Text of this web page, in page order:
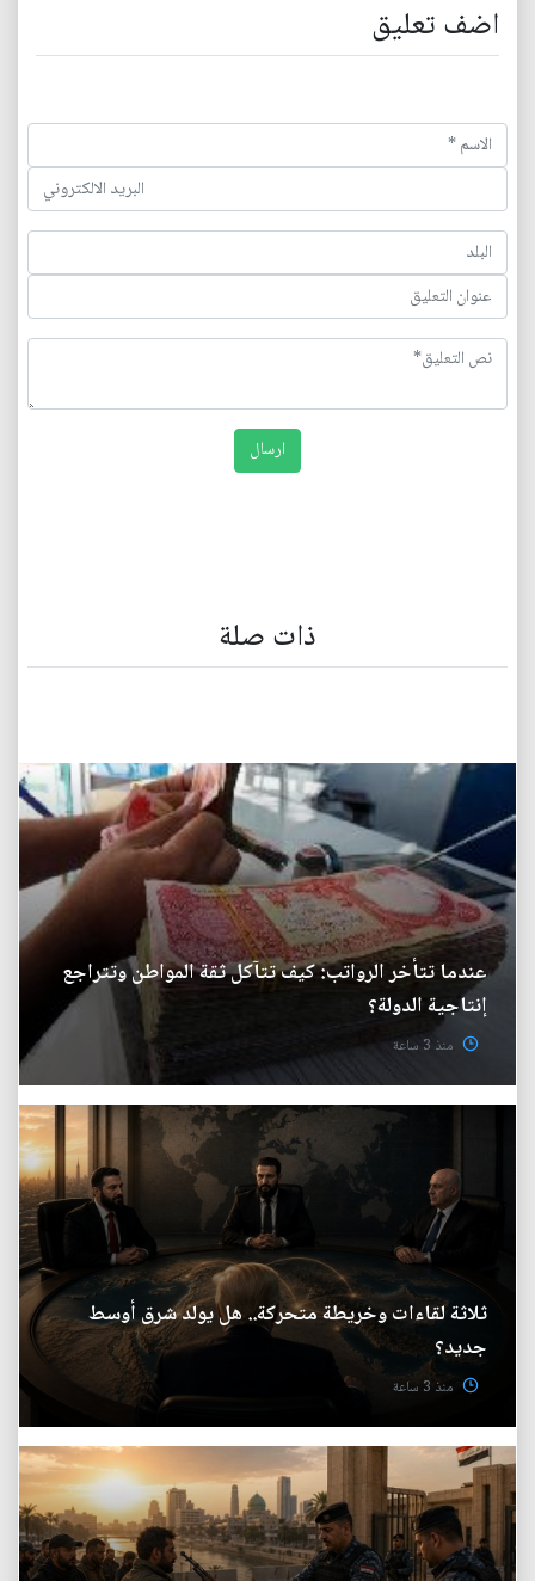
اضف تعليق
ذات صلة
عندما تتأخر الرواتب: كيف تتآكل ثقة المواطن وتتراجع
إنتاجية الدولة؟
منذ 3 ساعة
ثلاثة لقاءات وخريطة متحركة.. هل يولد شرق أوسط
جديد؟
منذ 3 ساعة